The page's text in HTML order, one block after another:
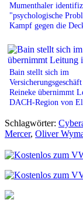
Mumenthaler
"psychologische
Kampf gegen die
Bain stellt sich im
Reineke übernimmt
DACH-Region von
Schlagwörter:
Mercer, Oliver